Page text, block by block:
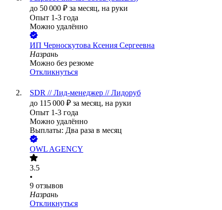
до 50 000 ₽ за месяц, на руки
Опыт 1-3 года
Можно удалённо
ИП Черноскутова Ксения Сергеевна
Назрань
Можно без резюме
Откликнуться
SDR // Лид-менеджер // Лидоруб
до 115 000 ₽ за месяц, на руки
Опыт 1-3 года
Можно удалённо
Выплаты: Два раза в месяц
OWL AGENCY
3.5
•
9 отзывов
Назрань
Откликнуться